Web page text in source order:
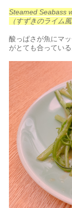
Steamed Seabass
（すずきのライム風
酸っぱさが魚にマ
がとても合っている